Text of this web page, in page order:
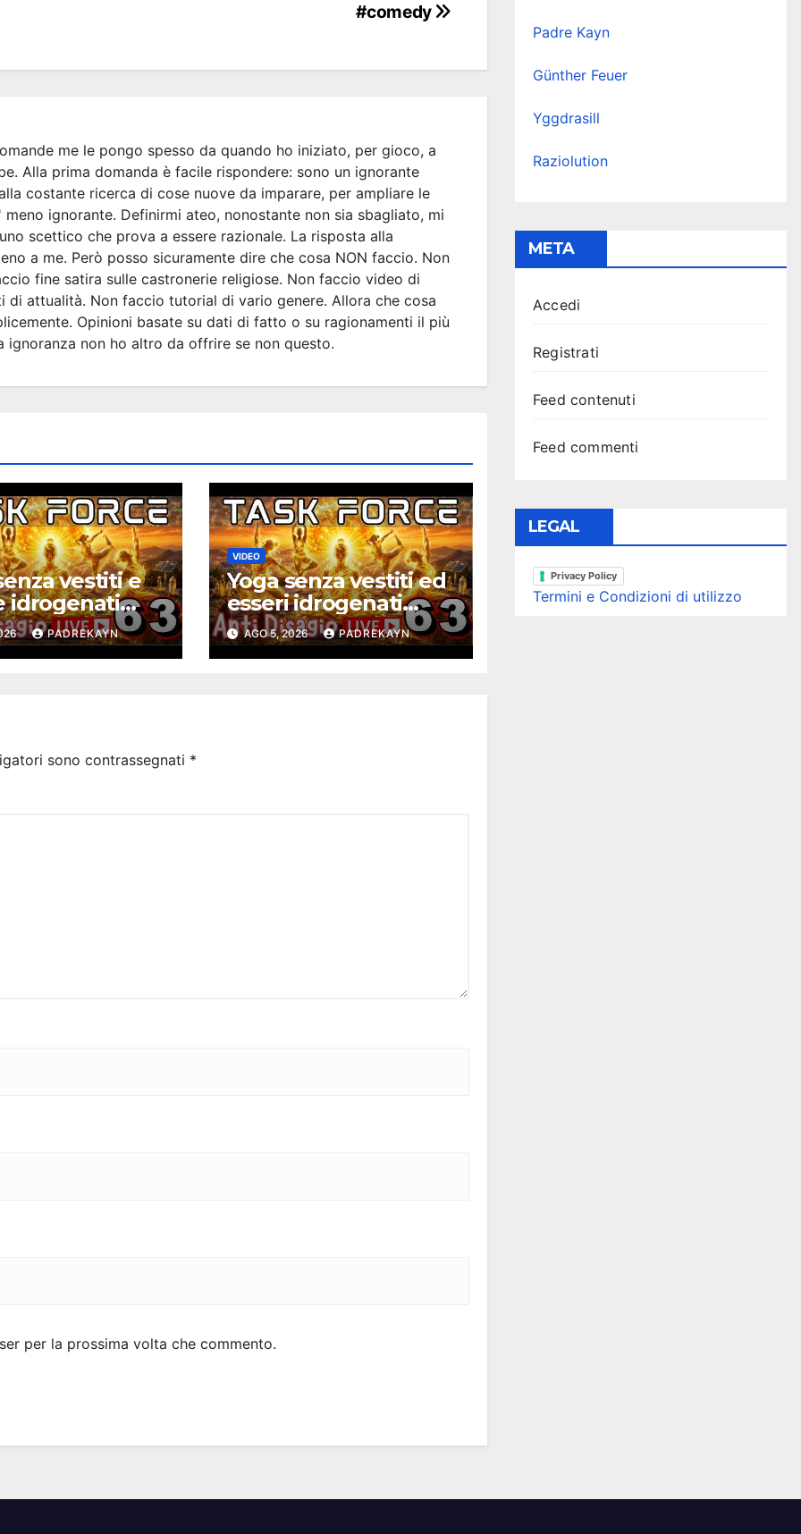
#comedy
me le pongo spesso da quando ho iniziato, per gioco, a
Alla prima domanda è facile rispondere: sono un ignorante
costante ricerca di cose nuove da imparare, per ampliare le
ignorante. Definirmi ateo, nonostante non sia sbagliato, mi
scettico che prova a essere razionale. La risposta alla
a me. Però posso sicuramente dire che cosa NON faccio. Non
fine satira sulle castronerie religiose. Non faccio video di
attualità. Non faccio tutorial di vario genere. Allora che cosa
Opinioni basate su dati di fatto o su ragionamenti il più
ignoranza non ho altro da offrire se non questo.
vestiti e
idrogenati
Task Force
ep. 63
PADREKAYN
VIDEO
Yoga senza vestiti ed
esseri idrogenati
solari – Task Force
Antidisagio 63
AGO 5, 2026 PADREKAYN
sono contrassegnati *
per la prossima volta che commento.
Padre Kayn
Günther Feuer
Yggdrasill
Raziolution
META
Accedi
Registrati
Feed contenuti
Feed commenti
LEGAL
Privacy Policy
Termini e Condizioni di utilizzo